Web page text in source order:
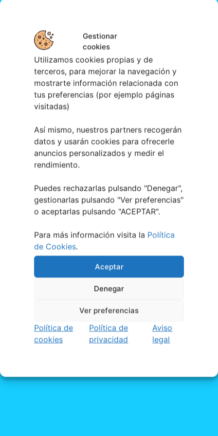
Gestionar
cookies
Utilizamos cookies propias y de
terceros, para mejorar la navegación y
mostrarte información relacionada con
tus preferencias (por ejemplo páginas
visitadas)
Así mismo, nuestros partners recogerán
datos y usarán cookies para ofrecerle
anuncios personalizados y medir el
rendimiento.
Puedes rechazarlas pulsando "Denegar",
gestionarlas pulsando "Ver preferencias"
o aceptarlas pulsando "ACEPTAR".
Para más información visita la Política
de Cookies.
Aceptar
Denegar
Ver preferencias
Política de
cookies
Política de
privacidad
Aviso
legal